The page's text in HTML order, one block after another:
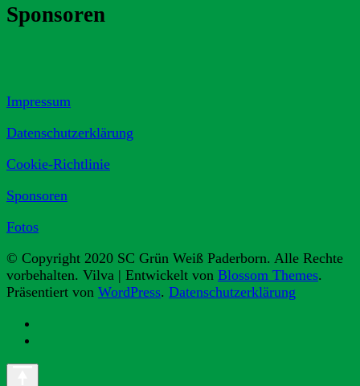
Sponsoren
Impressum
Datenschutzerklärung
Cookie-Richtlinie
Sponsoren
Fotos
© Copyright 2020 SC Grün Weiß Paderborn. Alle Rechte
vorbehalten. Vilva | Entwickelt von Blossom Themes.
Präsentiert von WordPress. Datenschutzerklärung